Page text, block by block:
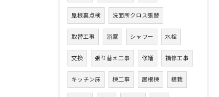
屋根裏点検 洗面所クロス張替
取替工事 浴室 シャワー 水栓
交換 張り替え工事 修繕 補修工事
キッチン床 棟工事 屋根棟 植栽